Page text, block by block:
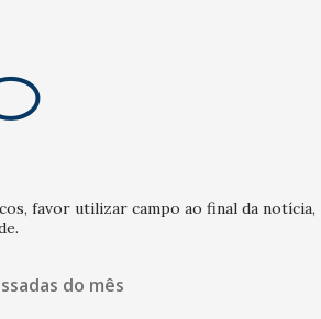
favor utilizar campo ao final da notícia,
do mês